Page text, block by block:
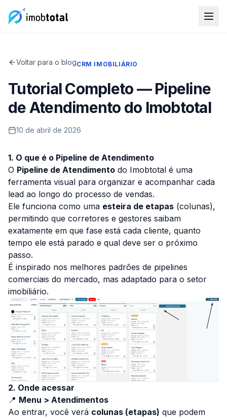
Voltar para o blogCRM IMOBILIÁRIO
Tutorial Completo — Pipeline
de Atendimento do Imobtotal
10 de abril de 2026
1. O que é o Pipeline de Atendimento
O Pipeline de Atendimento do Imobtotal é uma
ferramenta visual para organizar e acompanhar cada
lead ao longo do processo de vendas.
Ele funciona como uma esteira de etapas (colunas),
permitindo que corretores e gestores saibam
exatamente em que fase está cada cliente, quanto
tempo ele está parado e qual deve ser o próximo
passo.
É inspirado nos melhores padrões de pipelines
comerciais do mercado, mas adaptado para o setor
imobiliário.
2. Onde acessar
📍 Menu > Atendimentos
Ao entrar, você verá colunas (etapas) que podem